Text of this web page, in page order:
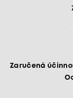
Zaručená